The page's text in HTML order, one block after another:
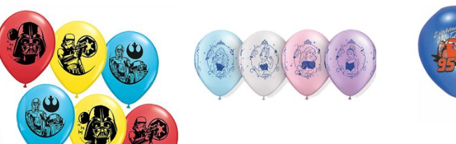
510,00RSD
1.680,00RSD 390,00RSD